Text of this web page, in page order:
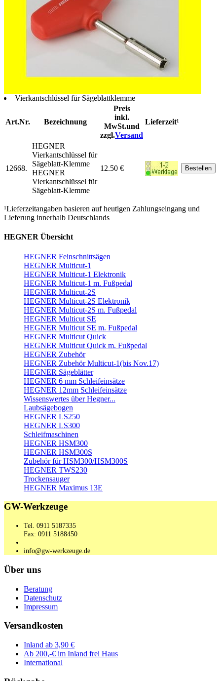
Vierkantschlüssel für Sägeblattklemme
Art.Nr. Bezeichnung
Preis
inkl.
MwSt.und
zzgl.Versand
Lieferzeit¹
12668.
HEGNER
Vierkantschlüssel für
Sägeblatt-Klemme
HEGNER
Vierkantschlüssel für
Sägeblatt-Klemme
12.50 €
¹Lieferzeitangaben basieren auf heutigen Zahlungseingang und
Lieferung innerhalb Deutschlands
HEGNER Übersicht
HEGNER Feinschnittsägen
HEGNER Multicut-1
HEGNER Multicut-1 Elektronik
HEGNER Multicut-1 m. Fußpedal
HEGNER Multicut-2S
HEGNER Multicut-2S Elektronik
HEGNER Multicut-2S m. Fußpedal
HEGNER Multicut SE
HEGNER Multicut SE m. Fußpedal
HEGNER Multicut Quick
HEGNER Multicut Quick m. Fußpedal
HEGNER Zubehör
HEGNER Zubehör Multicut-1(bis Nov.17)
HEGNER Sägeblätter
HEGNER 6 mm Schleifeinsätze
HEGNER 12mm Schleifeinsätze
Wissenswertes über Hegner...
Laubsägebogen
HEGNER LS250
HEGNER LS300
Schleifmaschinen
HEGNER HSM300
HEGNER HSM300S
Zubehör für HSM300/HSM300S
HEGNER TWS230
Trockensauger
HEGNER Maximus 13E
GW-Werkzeuge
Tel. 0911 5187335
Fax: 0911 5188450
info@gw-werkzeuge.de
Über uns
Beratung
Datenschutz
Impressum
Versandkosten
Inland ab 3,90 €
Ab 200,-€ im Inland frei Haus
International